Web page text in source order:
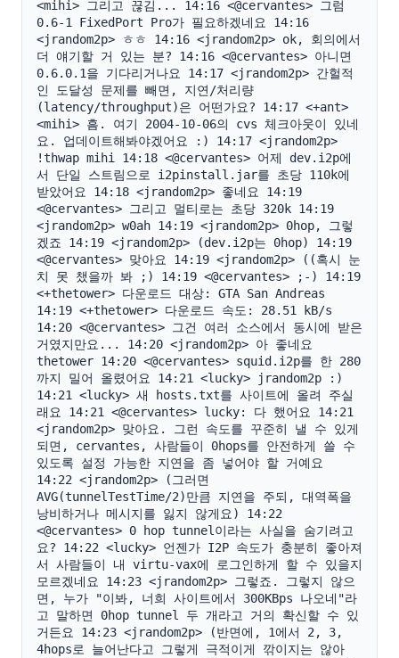
<mihi> 그리고 끊김... 14:16 <@cervantes> 그럼
0.6-1 FixedPort Pro가 필요하겠네요 14:16
<jrandom2p> ㅎㅎ 14:16 <jrandom2p> ok, 회의에서
더 얘기할 거 있는 분? 14:16 <@cervantes> 아니면
0.6.0.1을 기다리거나요 14:17 <jrandom2p> 간헐적
인 도달성 문제를 빼면, 지연/처리량
(latency/throughput)은 어떤가요? 14:17 <+ant>
<mihi> 흠. 여기 2004-10-06의 cvs 체크아웃이 있네
요. 업데이트해봐야겠어요 :) 14:17 <jrandom2p>
!thwap mihi 14:18 <@cervantes> 어제 dev.i2p에
서 단일 스트림으로 i2pinstall.jar를 초당 110k에
받았어요 14:18 <jrandom2p> 좋네요 14:19
<@cervantes> 그리고 멀티로는 초당 320k 14:19
<jrandom2p> w0ah 14:19 <jrandom2p> 0hop, 그렇
겠죠 14:19 <jrandom2p> (dev.i2p는 0hop) 14:19
<@cervantes> 맞아요 14:19 <jrandom2p> ((혹시 눈
치 못 챘을까 봐 ;) 14:19 <@cervantes> ;-) 14:19
<+thetower> 다운로드 대상: GTA San Andreas
14:19 <+thetower> 다운로드 속도: 28.51 kB/s
14:20 <@cervantes> 그건 여러 소스에서 동시에 받은
거였지만요... 14:20 <jrandom2p> 아 좋네요
thetower 14:20 <@cervantes> squid.i2p를 한 280
까지 밀어 올렸어요 14:21 <lucky> jrandom2p :)
14:21 <lucky> 새 hosts.txt를 사이트에 올려 주실
래요 14:21 <@cervantes> lucky: 다 했어요 14:21
<jrandom2p> 맞아요. 그런 속도를 꾸준히 낼 수 있게
되면, cervantes, 사람들이 0hops를 안전하게 쓸 수
있도록 설정 가능한 지연을 좀 넣어야 할 거예요
14:22 <jrandom2p> (그러면
AVG(tunnelTestTime/2)만큼 지연을 주되, 대역폭을
낭비하거나 메시지를 잃지 않게요) 14:22
<@cervantes> 0 hop tunnel이라는 사실을 숨기려고
요? 14:22 <lucky> 언젠가 I2P 속도가 충분히 좋아져
서 사람들이 내 virtu-vax에 로그인하게 할 수 있을지
모르겠네요 14:23 <jrandom2p> 그렇죠. 그렇지 않으
면, 누가 "이봐, 너희 사이트에서 300KBps 나오네"라
고 말하면 0hop tunnel 두 개라고 거의 확신할 수 있
거든요 14:23 <jrandom2p> (반면에, 1에서 2, 3,
4hops로 늘어난다고 그렇게 극적이게 깎이지는 않아